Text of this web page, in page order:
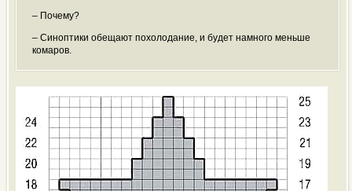
– Почему?
– Синоптики обещают похолодание, и будет намного меньше
комаров.